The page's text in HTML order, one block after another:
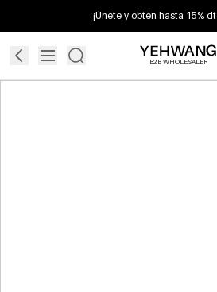
¡Únete y obtén hasta 15%
B2B WHOLESALER